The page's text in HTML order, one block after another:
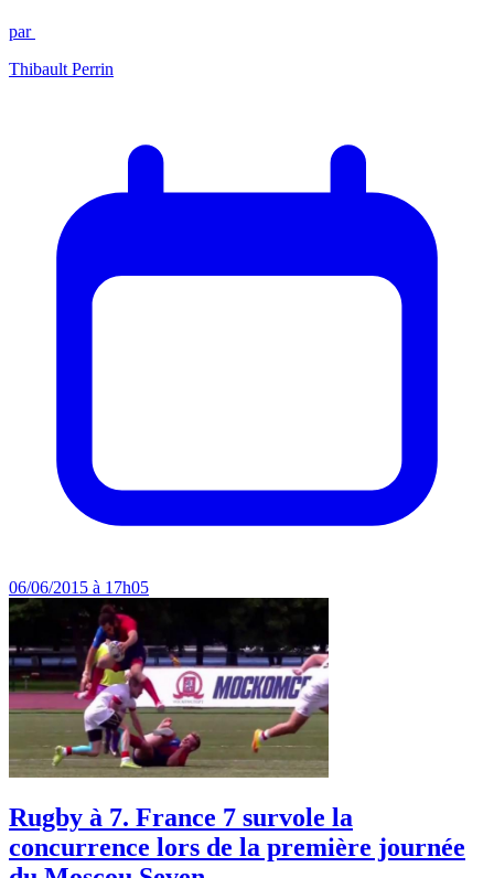
par
Thibault Perrin
06/06/2015 à 17h05
Rugby à 7. France 7 survole la
concurrence lors de la première journée